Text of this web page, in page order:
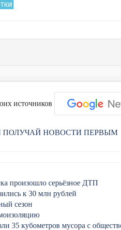
источников
ПОЛУЧАЙ НОВОСТИ ПЕРВЫМ
произошло серьёзное ДТП
к 30 млн рублей
сезон
35 кубометров мусора с